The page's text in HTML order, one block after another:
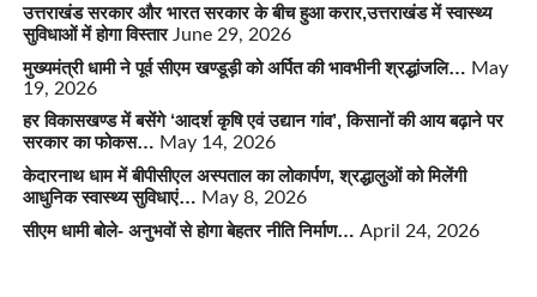
उत्तराखंड सरकार और भारत सरकार के बीच हुआ करार,उत्तराखंड में स्वास्थ्य
सुविधाओं में होगा विस्तार June 29, 2026
मुख्यमंत्री धामी ने पूर्व सीएम खण्डूड़ी को अर्पित की भावभीनी श्रद्धांजलि… May
19, 2026
हर विकासखण्ड में बसेंगे ‘आदर्श कृषि एवं उद्यान गांव’, किसानों की आय बढ़ाने पर
सरकार का फोकस… May 14, 2026
केदारनाथ धाम में बीपीसीएल अस्पताल का लोकार्पण, श्रद्धालुओं को मिलेंगी
आधुनिक स्वास्थ्य सुविधाएं… May 8, 2026
सीएम धामी बोले- अनुभवों से होगा बेहतर नीति निर्माण… April 24, 2026